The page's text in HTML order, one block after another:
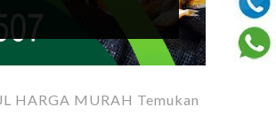
HARGA MURAH Temukan